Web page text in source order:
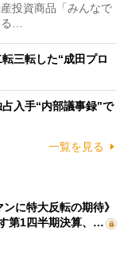
投資商品「みんなで
…
三転した“成田プロ
入手“内部議事録”で
一覧を見る
に特大反転の期待》
第1四半期決算、…